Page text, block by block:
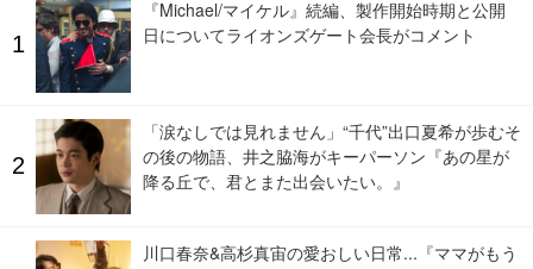
『Michael/マイケル』続編、製作開始時期と公開
日についてライオンズゲート会長がコメント
「涙なしでは見れません」“千代”出口夏希が歩むそ
の後の物語、井之脇海がキーパーソン『あの星が
降る丘で、君とまた出会いたい。』
川口春奈&高杉真宙の愛おしい日常...『ママがもう